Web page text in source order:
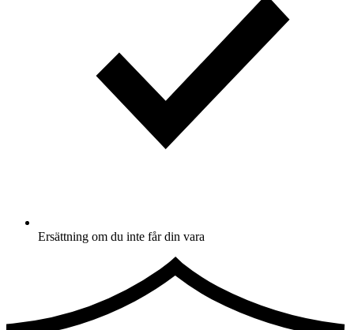
Ersättning om du inte får din vara